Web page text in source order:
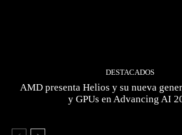
DESTACADOS
AMD presenta Helios y su nueva
y GPUs en Advancing AI